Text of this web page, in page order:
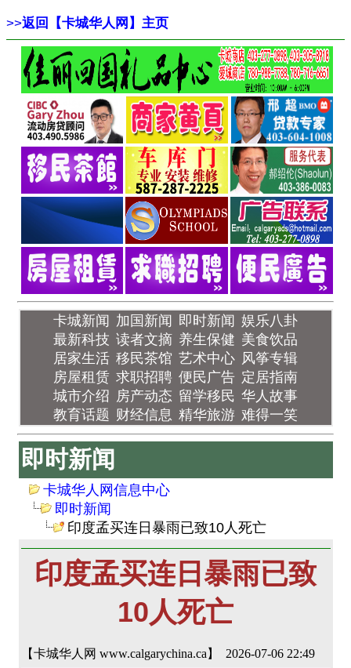
>>返回【卡城华人网】主页
卡城新闻 加国新闻 即时新闻 娱乐八卦
最新科技 读者文摘 养生保健 美食饮品
居家生活 移民茶馆 艺术中心 风筝专辑
房屋租赁 求职招聘 便民广告 定居指南
城市介绍 房产动态 留学移民 华人故事
教育话题 财经信息 精华旅游 难得一笑
即时新闻
卡城华人网信息中心
即时新闻
印度孟买连日暴雨已致10人死亡
印度孟买连日暴雨已致
10人死亡
【卡城华人网 www.calgarychina.ca】 2026-07-06 22:49